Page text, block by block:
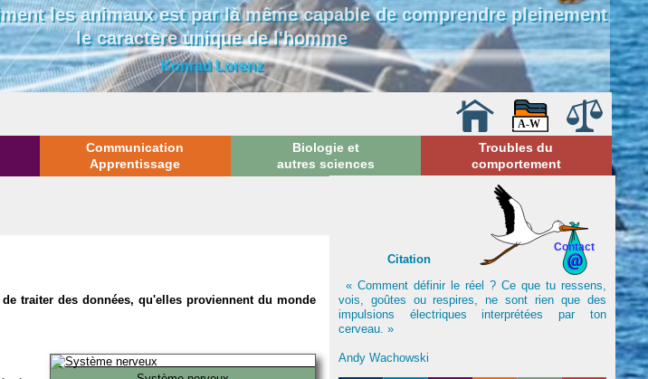
les animaux est par là même capable de comprendre pleinement
le caractère unique de l'homme
Konrad Lorenz
Communication
Apprentissage
Biologie et
autres sciences
Troubles du
comportement
traiter des données, qu'elles proviennent du monde
Contact
Citation
« Comment définir le réel ? Ce que tu ressens,
vois, goûtes ou respires, ne sont rien que des
impulsions électriques interprétées par ton
cerveau. »
Andy Wachowski